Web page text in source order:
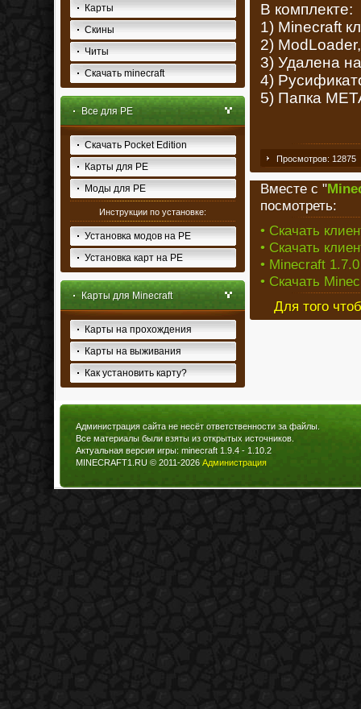
Карты
Скины
Читы
Скачать minecraft
Все для PE
Скачать Pocket Edition
Карты для PE
Моды для PE
Инструкции по установке:
Установка модов на PE
Установка карт на PE
Карты для Minecraft
Карты на прохождения
Карты на выживания
Как установить карту?
В комплекте:
1) Minecraft
2)
3) Удалена
4)
5) Папка
Просмотров: 12875
Вместе с "
посмотреть:
• Скачать
• Скачать
• Minecraft
• Скачать
Для того
Администрация сайта не несёт ответственности за файлы.
Все материалы были взяты из открытых источников.
Актуальная версия игры: minecraft 1.9.4 - 1.10.2
MINECRAFT1.RU © 2011-2026 Администрация